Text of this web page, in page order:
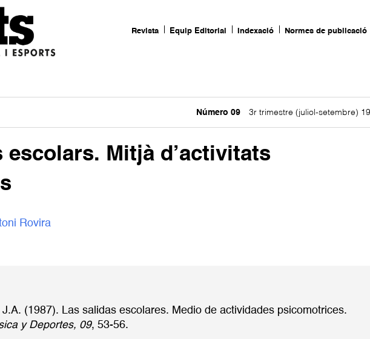
Revista Equip Editorial Indexació Normes de publicació
Número 09 3r trimestre (juliol-setembre)
escolars. Mitjà d’activitats
Rovira
(1987). Las salidas escolares. Medio de actividades psicomotrices.
y Deportes, 09, 53-56.